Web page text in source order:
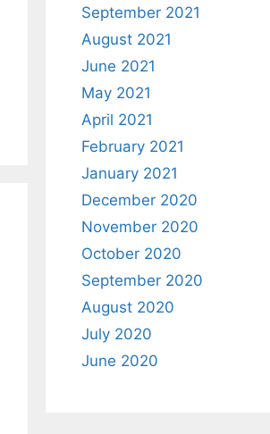
September 2021
August 2021
June 2021
May 2021
April 2021
February 2021
January 2021
December 2020
November 2020
October 2020
September 2020
August 2020
July 2020
June 2020